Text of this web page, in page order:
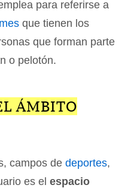
para referirse a
que tienen los
que forman parte
o pelotón.
ÁMBITO
campos de deportes,
es el espacio